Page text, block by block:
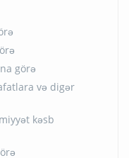
görə
və digər
kəsb